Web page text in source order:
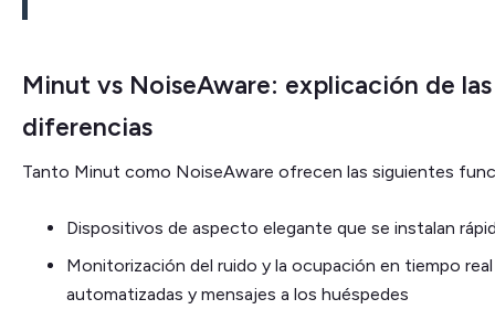
Minut vs NoiseAware: explicación de
diferencias
Tanto Minut como NoiseAware ofrecen las siguientes
Dispositivos de aspecto elegante que se instalan
Monitorización del ruido y la ocupación en tiempo
automatizadas y mensajes a los huéspedes